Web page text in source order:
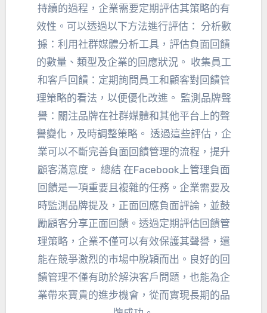
持續的過程，企業需要定期評估其策略的有
效性。可以透過以下方法進行評估： 分析數
據：利用社群媒體分析工具，評估負面回饋
的數量、類型及企業的回應狀況。 收集員工
和客戶回饋：定期詢問員工和顧客對回饋管
理策略的看法，以便優化改進。 監測品牌聲
譽：關注品牌在社群媒體和其他平台上的聲
譽變化，及時調整策略。 透過這些評估，企
業可以不斷完善負面回饋管理的流程，提升
顧客滿意度。 總結 在Facebook上管理負面
回饋是一項重要且複雜的任務。企業需要及
時監測品牌提及，正面回應負面評論，並鼓
勵顧客分享正面回饋。透過定期評估回饋管
理策略，企業不僅可以有效保護其聲譽，還
能在競爭激烈的市場中脫穎而出。良好的回
饋管理不僅有助於解決客戶問題，也能為企
業帶來寶貴的進步機會，從而實現長期的品